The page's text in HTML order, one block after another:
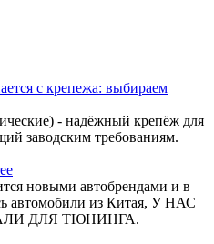
с крепежа: выбираем
- надёжный крепёж для
заводским требованиям.
новыми автобрендами и в
автомобили из Китая, У НАС
ДЛЯ ТЮНИНГА.